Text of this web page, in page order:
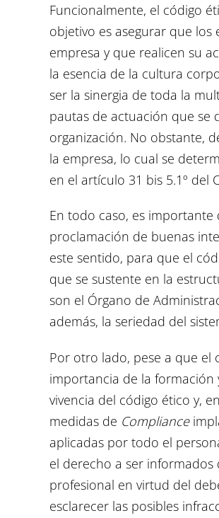
Funcionalmente, el código
objetivo es asegurar que
empresa y que realicen su
la esencia de la cultura
ser la sinergia de toda la
pautas de actuación que se
organización. No obstante,
la empresa, lo cual se
en el artículo 31 bis 5.1º del
En todo caso, es
proclamación de buenas
este sentido, para que el
que se sustente en la
son el Órgano de
además, la seriedad del
Por otro lado, pese a que el
importancia de la formación
vivencia del código ético y,
medidas de Compliance
aplicadas por todo el
el derecho a ser informados
profesional en virtud del
esclarecer las posibles